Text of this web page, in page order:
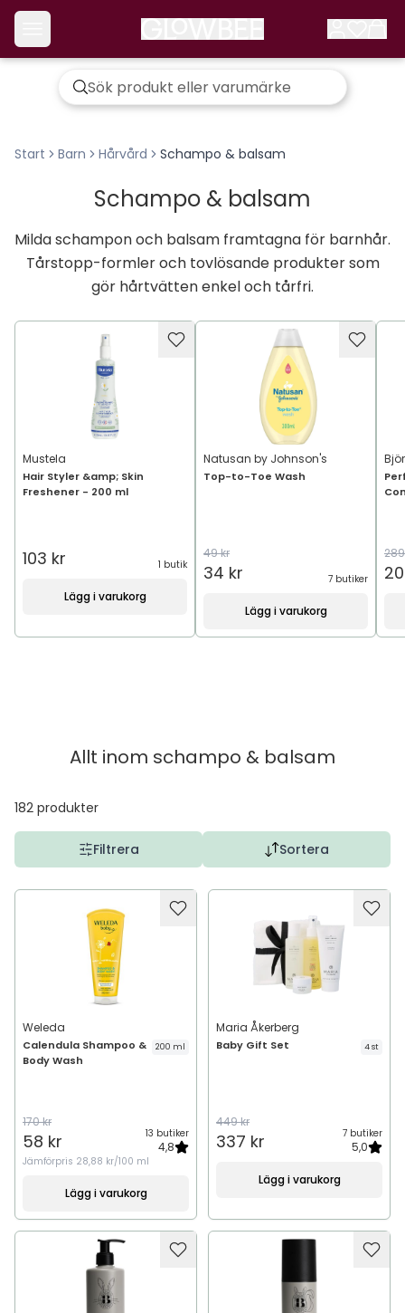
Start Barn Hårvård Schampo & balsam
Schampo & balsam
Milda schampon och balsam framtagna för barnhår.
Tårstopp-formler och tovlösande produkter som
gör hårtvätten enkel och tårfri.
Mustela
Hair Styler &amp; Skin
Freshener - 200 ml
103 kr 1 butik
Lägg i varukorg
Natusan by Johnson's
Top-to-Toe Wash
49 kr
34 kr 7 butiker
Lägg i varukorg
Allt inom schampo & balsam
182 produkter
Filtrera Sortera
Weleda
Calendula Shampoo &
Body Wash
200 ml
170 kr
58 kr 13 butiker
4,8
Jämförpris 28,88 kr/100 ml
Lägg i varukorg
Maria Åkerberg
Baby Gift Set 4 st
449 kr
337 kr 7 butiker
5,0
Lägg i varukorg